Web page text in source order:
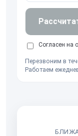
Согласен на
Перезвоним в
Работаем